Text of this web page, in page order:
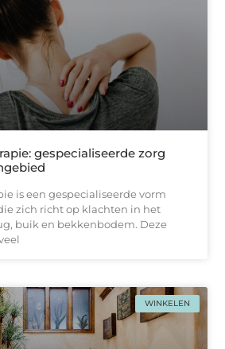
gespecialiseerde zorg
is een gespecialiseerde vorm
zich richt op klachten in het
buik en bekkenbodem. Deze
WINKELEN